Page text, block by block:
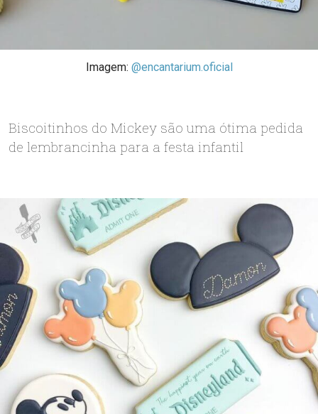
Imagem: @encantarium.oficial
Biscoitinhos do Mickey são uma ótima pedida
de lembrancinha para a festa infantil